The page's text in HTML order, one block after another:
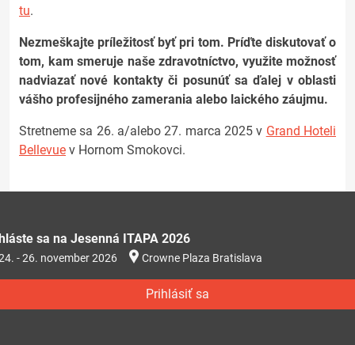
tu.
Nezmeškajte príležitosť byť pri tom. Príďte diskutovať o
tom, kam smeruje naše zdravotníctvo, využite možnosť
nadviazať nové kontakty či posunúť sa ďalej v oblasti
vášho profesijného zamerania alebo laického záujmu.
Stretneme sa 26. a/alebo 27. marca 2025 v Grand Hoteli
Bellevue v Hornom Smokovci.
sa na Jesenná ITAPA 2026
- 26. november 2026 Crowne Plaza Bratislava
Prihlásiť sa